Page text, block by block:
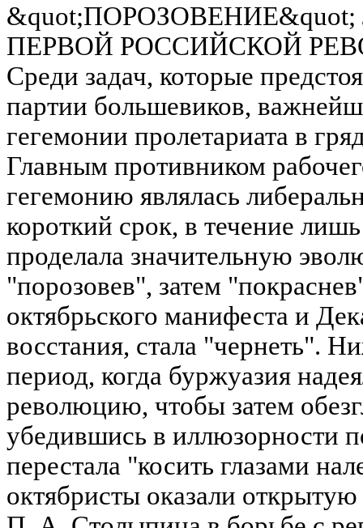
ПЕРВОЙ РОССИЙСКОЙ
Среди задач, которые
партии большевиков,
гегемонии пролетариата в
Главным противником
гегемонию являлась
короткий срок, в течение
проделала значительную
"порозовев", затем
октябрьского манифеста и
восстания, стала "чернеть".
период, когда буржуазия
революцию, чтобы затем
убедившись в иллюзорности
перестала "косить глазами
октябристы оказали